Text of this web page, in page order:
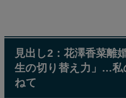
見出し2：花澤香菜離
生の切り替え力」…私
ねて